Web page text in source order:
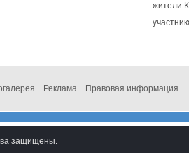
жители
Реклама Правовая информация
защищены.